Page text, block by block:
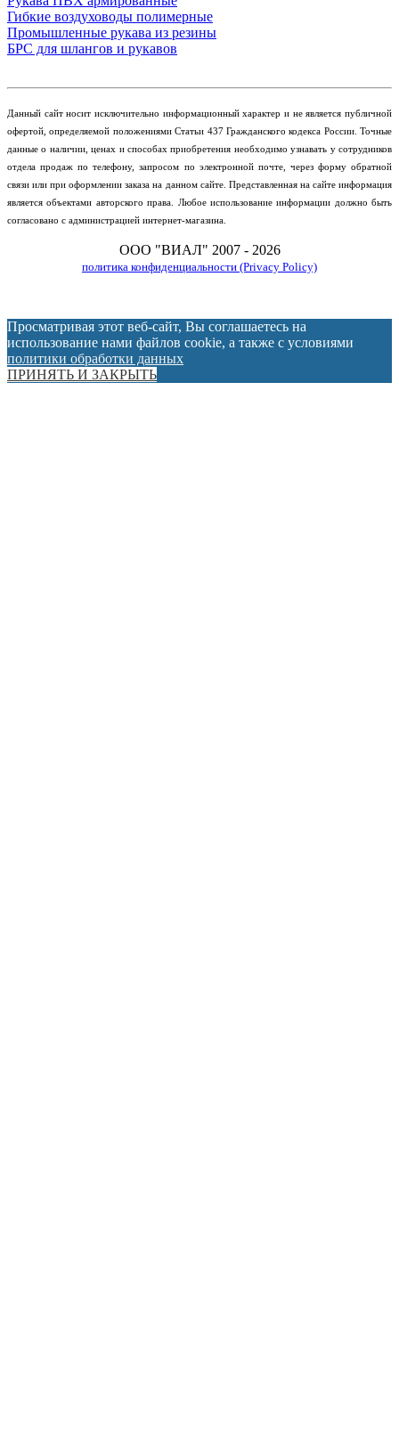
Гибкие воздуховоды полимерные
Промышленные рукава из резины
БРС для шлангов и рукавов
Данный сайт носит исключительно информационный характер и не является публичной
офертой, определяемой положениями Статьи 437 Гражданского кодекса России. Точные
данные о наличии, ценах и способах приобретения необходимо узнавать у сотрудников
отдела продаж по телефону, запросом по электронной почте, через форму обратной
связи или при оформлении заказа на данном сайте. Представленная на сайте информация
является объектами авторского права. Любое использование информации должно быть
согласовано с администрацией интернет-магазина.
ООО "ВИАЛ" 2007 - 2026
политика конфиденциальности (Privacy Policy)
Просматривая этот веб-сайт, Вы соглашаетесь на
использование нами файлов cookie, а также с условиями
политики обработки данных
ПРИНЯТЬ И ЗАКРЫТЬ